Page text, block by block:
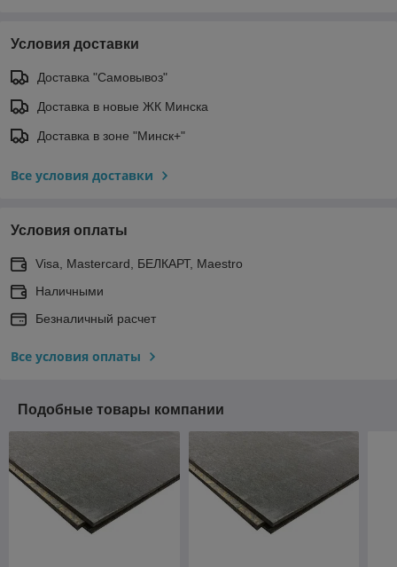
Условия доставки
Доставка "Самовывоз"
Доставка в новые ЖК Минска
Доставка в зоне "Минск+"
Все условия доставки
Условия оплаты
Visa, Mastercard, БЕЛКАРТ, Maestro
Наличными
Безналичный расчет
Все условия оплаты
Подобные товары компании